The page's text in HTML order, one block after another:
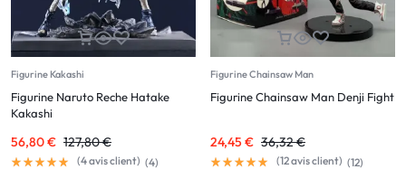
Figurine Kakashi
Figurine Naruto Reche Hatake
Kakashi
127,80€
56,80€
(4avis client) (4)
Figurine Chainsaw Man
Figurine Chainsaw Man Denji Fight
36,32€
24,45 €
(12avis client) (12)